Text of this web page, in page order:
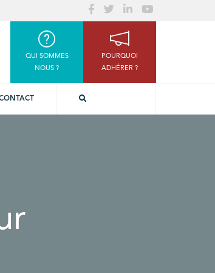
QUI SOMMES
NOUS ?
POURQUOI
ADHÉRER ?